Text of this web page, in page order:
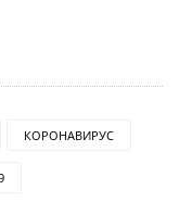
КОРОНАВИРУС